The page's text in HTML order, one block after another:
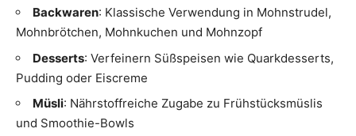
Backwaren: Klassische Verwendung in Mohnstrudel,
Mohnbrötchen, Mohnkuchen und Mohnzopf
Desserts: Verfeinern Süßspeisen wie Quarkdesserts,
Pudding oder Eiscreme
Müsli: Nährstoffreiche Zugabe zu Frühstücksmüslis
und Smoothie-Bowls